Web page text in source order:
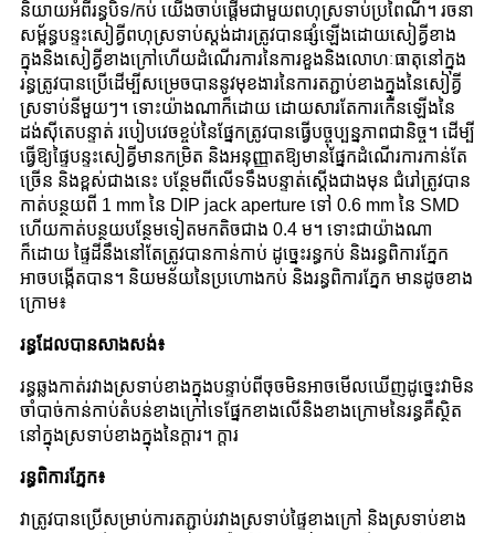
និយាយអំពីរន្ធបិទ/កប់ យើងចាប់ផ្តើមជាមួយពហុស្រទាប់ប្រពៃណី។ រចនា
សម្ព័ន្ធបន្ទះសៀគ្វីពហុស្រទាប់ស្តង់ដារត្រូវបានផ្សំឡើងដោយសៀគ្វីខាង
ក្នុងនិងសៀគ្វីខាងក្រៅហើយដំណើរការនៃការខួងនិងលោហៈធាតុនៅក្នុង
រន្ធត្រូវបានប្រើដើម្បីសម្រេចបាននូវមុខងារនៃការតភ្ជាប់ខាងក្នុងនៃសៀគ្វី
ស្រទាប់នីមួយៗ។ ទោះយ៉ាងណាក៏ដោយ ដោយសារតែការកើនឡើងនៃ
ដង់ស៊ីតេបន្ទាត់ របៀបវេចខ្ចប់នៃផ្នែកត្រូវបានធ្វើបច្ចុប្បន្នភាពជានិច្ច។ ដើម្បី
ធ្វើឱ្យផ្ទៃបន្ទះសៀគ្វីមានកម្រិត និងអនុញ្ញាតឱ្យមានផ្នែកដំណើរការកាន់តែ
ច្រើន និងខ្ពស់ជាងនេះ បន្ថែមពីលើទទឹងបន្ទាត់ស្តើងជាងមុន ជំរៅត្រូវបាន
កាត់បន្ថយពី 1 mm នៃ DIP jack aperture ទៅ 0.6 mm នៃ SMD
ហើយកាត់បន្ថយបន្ថែមទៀតមកតិចជាង 0.4 ម។ ទោះជាយ៉ាងណា
ក៏ដោយ ផ្ទៃដីនឹងនៅតែត្រូវបានកាន់កាប់ ដូច្នេះរន្ធកប់ និងរន្ធពិការភ្នែក
អាចបង្កើតបាន។ និយមន័យនៃប្រហោងកប់ និងរន្ធពិការភ្នែក មានដូចខាង
ក្រោម៖
រន្ធដែលបានសាងសង់៖
រន្ធឆ្លងកាត់រវាងស្រទាប់ខាងក្នុងបន្ទាប់ពីចុចមិនអាចមើលឃើញដូច្នេះវាមិន
ចាំបាច់កាន់កាប់តំបន់ខាងក្រៅទេផ្នែកខាងលើនិងខាងក្រោមនៃរន្ធគឺស្ថិត
នៅក្នុងស្រទាប់ខាងក្នុងនៃក្តារ។ ក្តារ
រន្ធពិការភ្នែក៖
វាត្រូវបានប្រើសម្រាប់ការតភ្ជាប់រវាងស្រទាប់ផ្ទៃខាងក្រៅ និងស្រទាប់ខាង